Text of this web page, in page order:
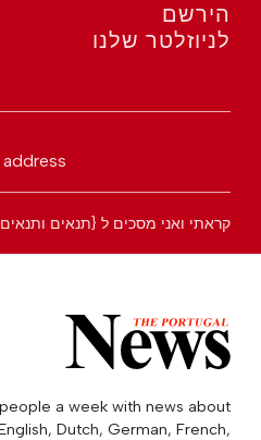
הירשם
לניוזלטר שלנו
address
קראתי ואני מסכים ל {תנאים
a week with news about
Dutch, German, French,